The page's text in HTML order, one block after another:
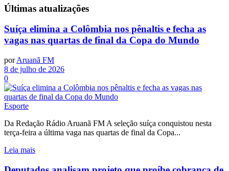
Últimas atualizações
Suíça elimina a Colômbia nos pênaltis e fecha as
vagas nas quartas de final da Copa do Mundo
por Aruanã FM
8 de julho de 2026
0
Esporte
Da Redação Rádio Aruanã FM A seleção suíça conquistou nesta
terça-feira a última vaga nas quartas de final da Copa...
Leia mais